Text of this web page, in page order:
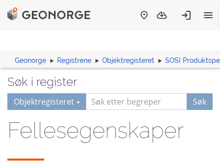
Geonorge Registrene Objektregisteret SOSI
Søk i register
Objektregisteret Søk
Fellesegenskaper